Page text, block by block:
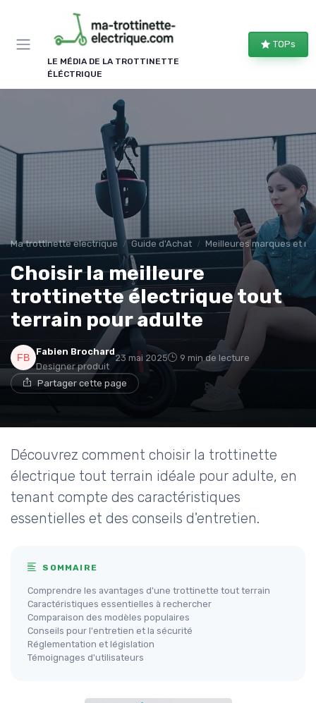
LE MÉDIA DE LA TROTTINETTE
ÉLÉCTRIQUE
TOPs
Ma trottinette electrique Guide d'Achat Meilleures marques et
Choisir la meilleure
trottinette électrique tout
terrain pour adulte
Fabien Brochard
Designer produit
23 mai 2025 9 min de lecture
Partager cette page
Découvrez comment choisir la trottinette
électrique tout terrain idéale pour adulte, en
tenant compte des caractéristiques
essentielles et des conseils d'entretien.
SOMMAIRE
Comprendre les avantages d'une trottinette tout terrain
Caractéristiques essentielles à rechercher
Comparaison des modèles populaires
Conseils pour l'entretien et la sécurité
Réglementation et législation
Témoignages d'utilisateurs